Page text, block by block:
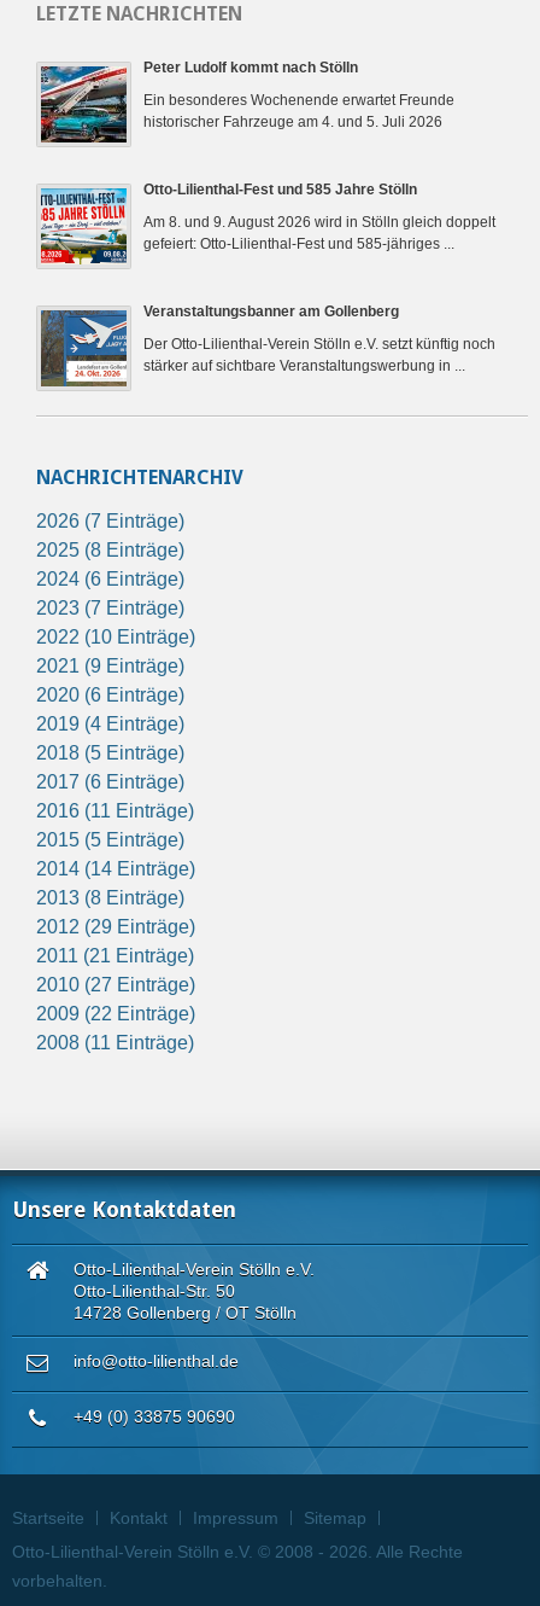
LETZTE NACHRICHTEN
Peter Ludolf kommt nach Stölln
Ein besonderes Wochenende erwartet Freunde
historischer Fahrzeuge am 4. und 5. Juli 2026
Otto-Lilienthal-Fest und 585 Jahre Stölln
Am 8. und 9. August 2026 wird in Stölln gleich doppelt
gefeiert: Otto-Lilienthal-Fest und 585-jähriges ...
Veranstaltungsbanner am Gollenberg
Der Otto-Lilienthal-Verein Stölln e.V. setzt künftig noch
stärker auf sichtbare Veranstaltungswerbung in ...
NACHRICHTENARCHIV
2026 (7 Einträge)
2025 (8 Einträge)
2024 (6 Einträge)
2023 (7 Einträge)
2022 (10 Einträge)
2021 (9 Einträge)
2020 (6 Einträge)
2019 (4 Einträge)
2018 (5 Einträge)
2017 (6 Einträge)
2016 (11 Einträge)
2015 (5 Einträge)
2014 (14 Einträge)
2013 (8 Einträge)
2012 (29 Einträge)
2011 (21 Einträge)
2010 (27 Einträge)
2009 (22 Einträge)
2008 (11 Einträge)
Unsere Kontaktdaten
Otto-Lilienthal-Verein Stölln e.V.
Otto-Lilienthal-Str. 50
14728 Gollenberg / OT Stölln
info@otto-lilienthal.de
+49 (0) 33875 90690
Startseite Kontakt Impressum
Sitemap
Otto-Lilienthal-Verein Stölln e.V. © 2008 - 2026. Alle Rechte
vorbehalten.